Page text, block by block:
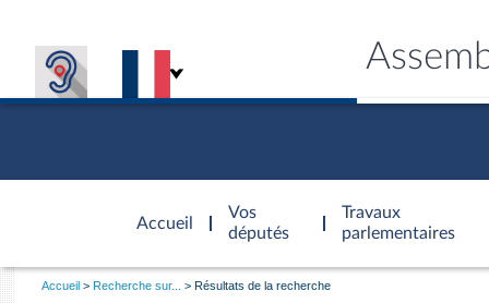
Accueil
d'accueil
Vos
députés
Travaux
parlementaires
Vous
Accueil Recherche sur... Résultats de la recherche